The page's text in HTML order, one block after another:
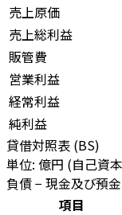
売上原価
売上総利益
販管費
営業利益
経常利益
純利益
貸借対照表 (BS)
単位: 億円 (自己資
負債 − 現金及び預金
項目